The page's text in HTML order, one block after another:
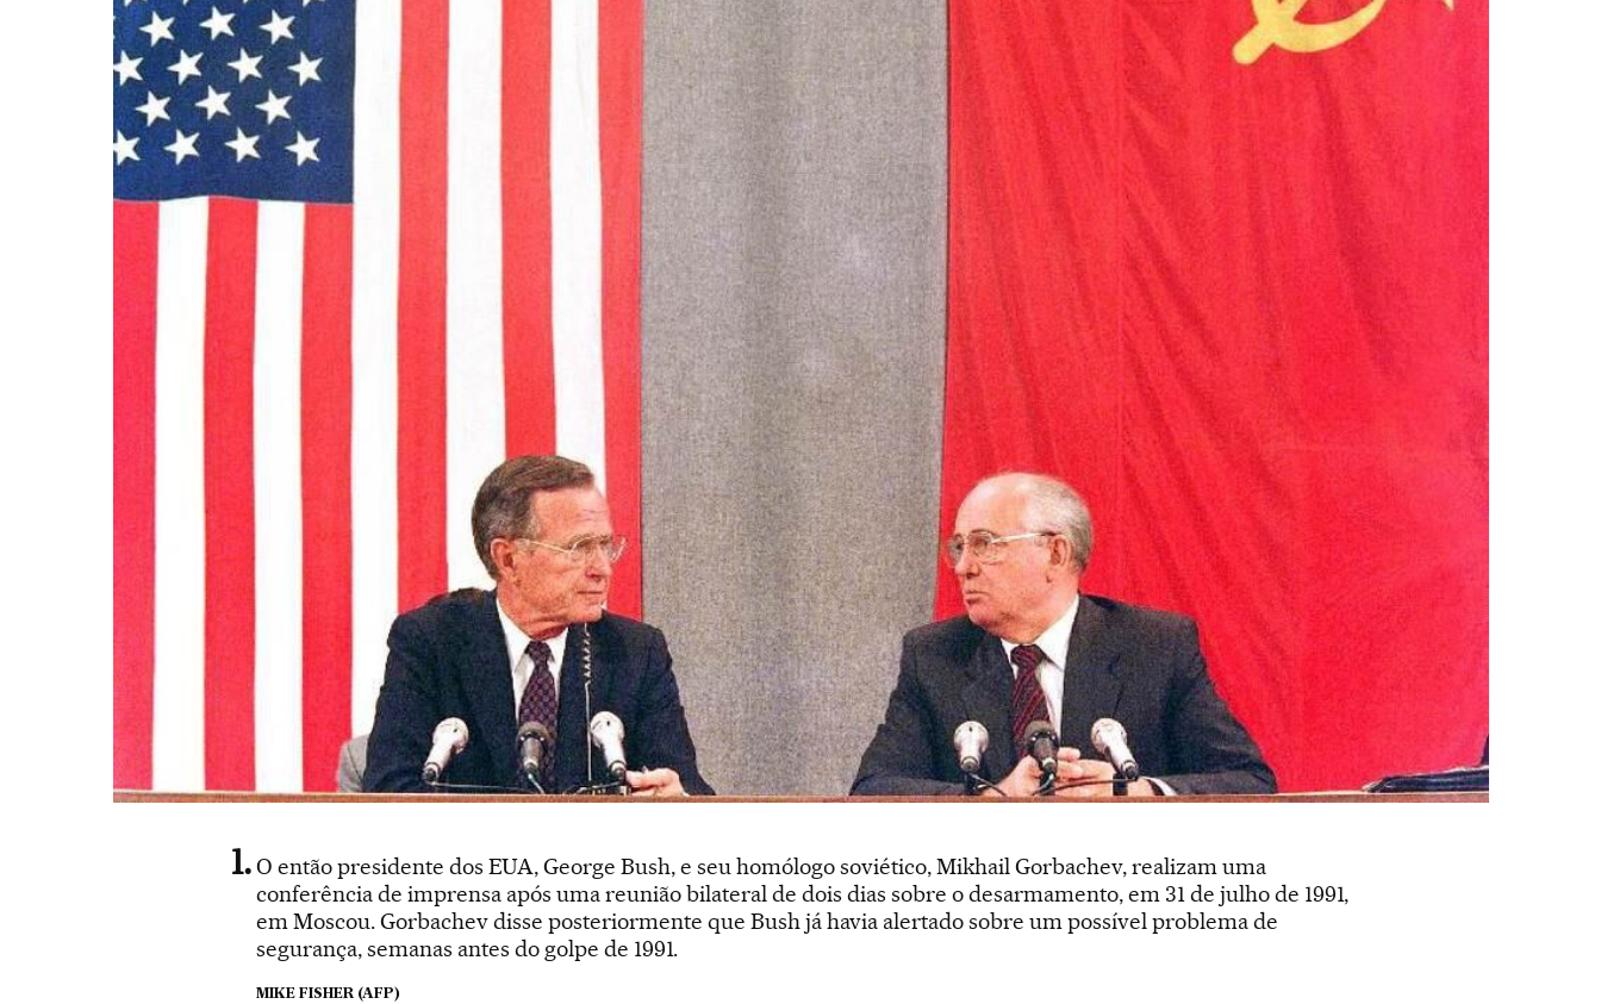
O então presidente dos EUA, George Bush, e seu homólogo soviético, Mikhail Gorbachev, realizam uma
conferência de imprensa após uma reunião bilateral de dois dias sobre o desarmamento, em 31 de julho de 1991,
em Moscou. Gorbachev disse posteriormente que Bush já havia alertado sobre um possível problema de
segurança, semanas antes do golpe de 1991.
MIKE FISHER (AFP)